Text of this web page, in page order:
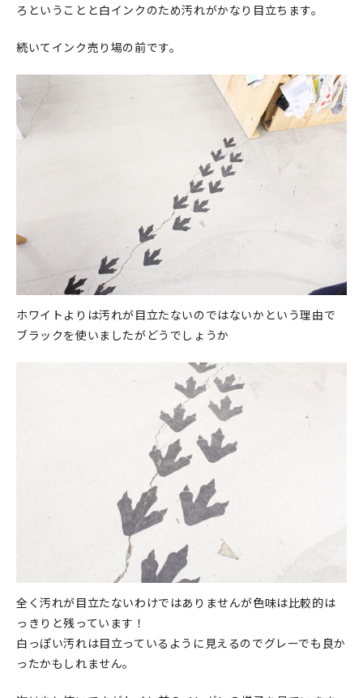
ろということと白インクのため汚れがかなり目立ちます。
続いてインク売り場の前です。
ホワイトよりは汚れが目立たないのではないかという理由で
ブラックを使いましたがどうでしょうか
全く汚れが目立たないわけではありませんが色味は比較的は
っきりと残っています！
白っぽい汚れは目立っているように見えるのでグレーでも良か
ったかもしれません。